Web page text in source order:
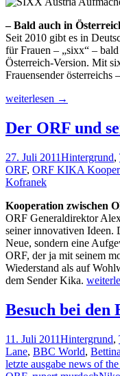
– Bald auch in
Seit 2010 gibt es in
für Frauen – „sixx“ –
Österreich-Version. Mit
Frauensender
sixx
–
Die
beste
Freundin?
weiterlesen →
Der ORF und
27. Juli 2011Hintergrund,
ORF, ORF KIKA
Kofranek
Kooperation zwischen
ORF Generaldirektor
seiner innovativen Ideen.
Neue, sondern eine
ORF, der ja mit seinem
Wiederstand als auf
dem Sender Kika. Der
und
seine
Pläne“
Besuch bei den
11. Juli 2011Hintergrund,
Lane, BBC World,
letzte ausgabe news of